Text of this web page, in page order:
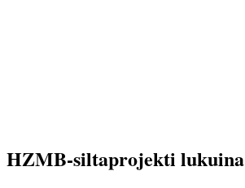
HZMB-siltaprojekti lukuina